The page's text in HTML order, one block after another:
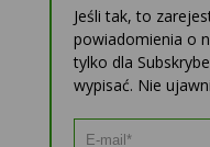
Jeśli tak, to
powiadomienia o
tylko dla
wypisać. Nie